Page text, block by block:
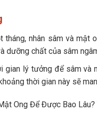
tháng, nhân sâm và
dưỡng chất của sâm
gian lý tưởng để sâm và
thời gian này sẽ